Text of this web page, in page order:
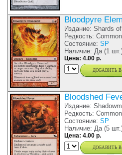
Bloodpyre
Издание: Shards
Редкость:
Состояние: SP
Наличие: Да (1
Цена: 4.00 р.
добавить
Bloodshed
Издание:
Редкость:
Состояние: SP
Наличие: Да (5
Цена: 4.00 р.
добавить